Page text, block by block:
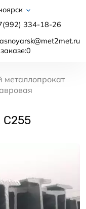
334-18-26
0
металлопрокат
С255